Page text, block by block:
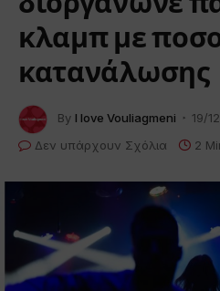
κλαμπ με
κατανάλωσης
By I love Vouliagmeni
19/
Δεν υπάρχουν Σχόλια
2